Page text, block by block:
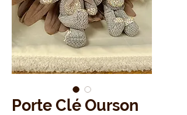
Porte Clé Ourson